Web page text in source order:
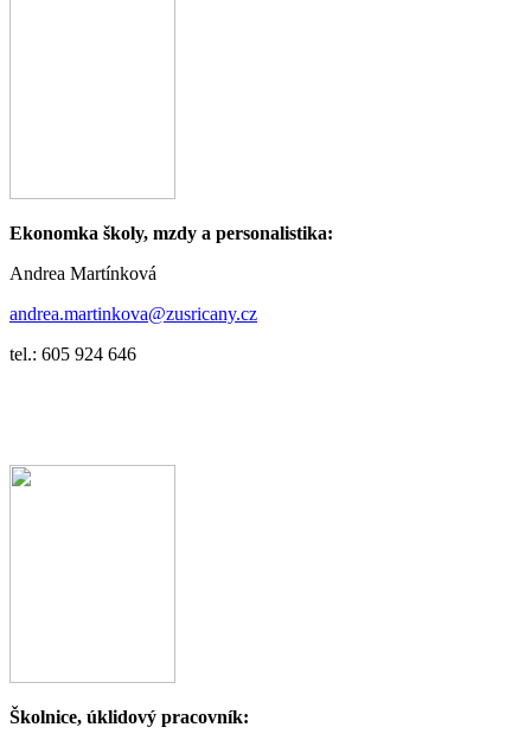
Ekonomka školy, mzdy a personalistika:
Andrea Martínková
andrea.martinkova@zusricany.cz
tel.: 605 924 646
Školnice, úklidový pracovník: